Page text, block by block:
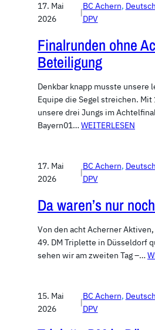
17. Mai
2026
|
BC Achern,
DPV
Finalrunden ohne
Beteiligung
Denkbar knapp musste unsere
Equipe die Segel streichen. Mit
unsere drei Jungs im
Bayern01… WEITERLESEN
17. Mai
2026
|
BC Achern,
DPV
Da waren’s nur
Von den acht Acherner
49. DM Triplette in Düsseldorf
sehen wir am zweiten Tag –…
15. Mai
2026
|
BC Achern,
DPV